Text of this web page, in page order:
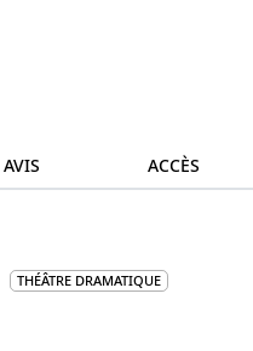
ACCÈS
THÉÂTRE DRAMATIQUE